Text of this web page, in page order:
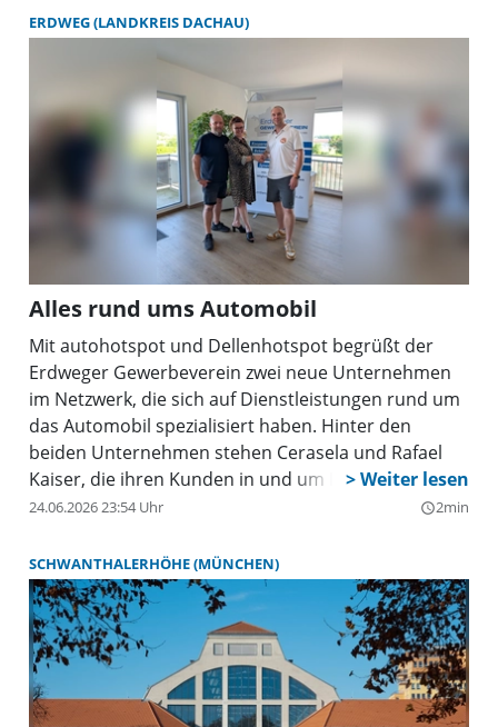
ERDWEG (LANDKREIS DACHAU)
Alles rund ums Automobil
Mit autohotspot und Dellenhotspot begrüßt der
Erdweger Gewerbeverein zwei neue Unternehmen
im Netzwerk, die sich auf Dienstleistungen rund um
das Automobil spezialisiert haben. Hinter den
beiden Unternehmen stehen Cerasela und Rafael
Kaiser, die ihren Kunden in und um Dachau
umfassende Leistungen rund um Fahrzeugverkauf,
24.06.2026 23:54 Uhr query_builder2min
SCHWANTHALERHÖHE (MÜNCHEN)